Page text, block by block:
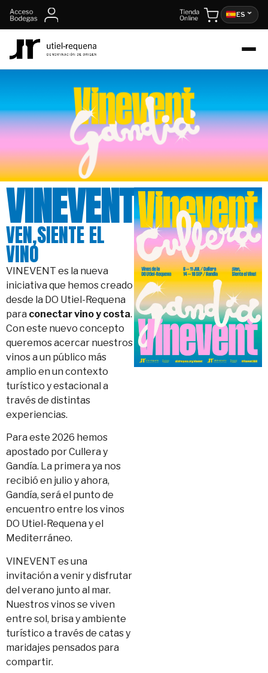
contenido
ES
VINEVENT
VEN,SIENTE EL
VINO
VINEVENT es la nueva
iniciativa que hemos creado
desde la DO Utiel-Requena
para conectar vino y costa.
Con este nuevo concepto
queremos acercar nuestros
vinos a un público más
amplio en un contexto
turístico y estacional a
través de distintas
experiencias.
Para este 2026 hemos
apostado por Cullera y
Gandía. La primera ya nos
recibió en julio y ahora,
Gandía, será el punto de
encuentro entre los vinos
DO Utiel-Requena y el
Mediterráneo.
VINEVENT es una
invitación a venir y disfrutar
del verano junto al mar.
Nuestros vinos se viven
entre sol, brisa y ambiente
turístico a través de catas y
maridajes pensados para
compartir.